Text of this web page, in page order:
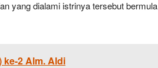
yang dialami istrinya tersebut bermula
ke-2 Alm. Aldi